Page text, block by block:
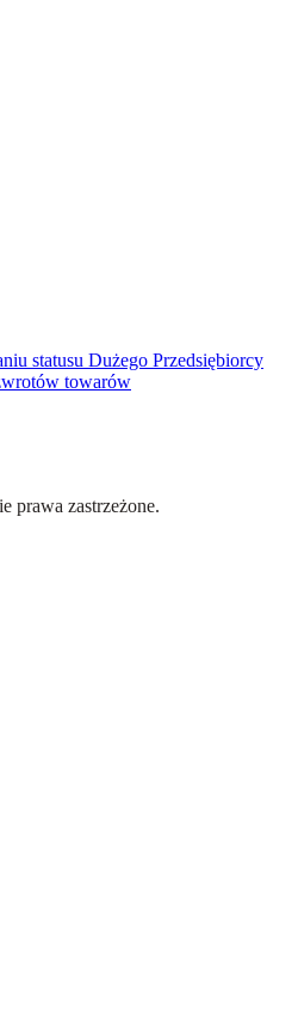
statusu Dużego Przedsiębiorcy
towarów
prawa zastrzeżone.